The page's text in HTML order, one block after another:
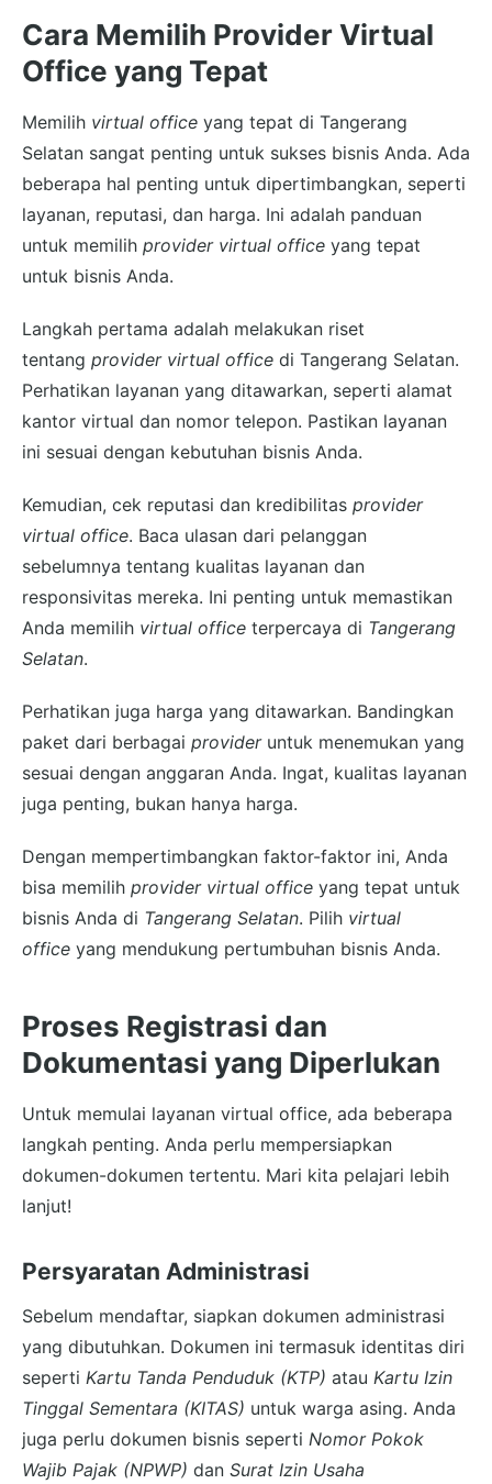
Cara Memilih Provider Virtual
Office yang Tepat
Memilih virtual office yang tepat di Tangerang
Selatan sangat penting untuk sukses bisnis Anda. Ada
beberapa hal penting untuk dipertimbangkan, seperti
layanan, reputasi, dan harga. Ini adalah panduan
untuk memilih provider virtual office yang tepat
untuk bisnis Anda.
Langkah pertama adalah melakukan riset
tentang provider virtual office di Tangerang Selatan.
Perhatikan layanan yang ditawarkan, seperti alamat
kantor virtual dan nomor telepon. Pastikan layanan
ini sesuai dengan kebutuhan bisnis Anda.
Kemudian, cek reputasi dan kredibilitas provider
virtual office. Baca ulasan dari pelanggan
sebelumnya tentang kualitas layanan dan
responsivitas mereka. Ini penting untuk memastikan
Anda memilih virtual office terpercaya di Tangerang
Selatan.
Perhatikan juga harga yang ditawarkan. Bandingkan
paket dari berbagai provideruntuk menemukan yang
sesuai dengan anggaran Anda. Ingat, kualitas layanan
juga penting, bukan hanya harga.
Dengan mempertimbangkan faktor-faktor ini, Anda
bisa memilih provider virtual office yang tepat untuk
bisnis Anda di Tangerang Selatan. Pilih virtual
office yang mendukung pertumbuhan bisnis Anda.
Proses Registrasi dan
Dokumentasi yang Diperlukan
Untuk memulai layanan virtual office, ada beberapa
langkah penting. Anda perlu mempersiapkan
dokumen-dokumen tertentu. Mari kita pelajari lebih
lanjut!
Persyaratan Administrasi
Sebelum mendaftar, siapkan dokumen administrasi
yang dibutuhkan. Dokumen ini termasuk identitas diri
seperti Kartu Tanda Penduduk (KTP) atau Kartu Izin
Tinggal Sementara (KITAS) untuk warga asing. Anda
juga perlu dokumen bisnis seperti Nomor Pokok
Wajib Pajak (NPWP) dan Surat Izin Usaha